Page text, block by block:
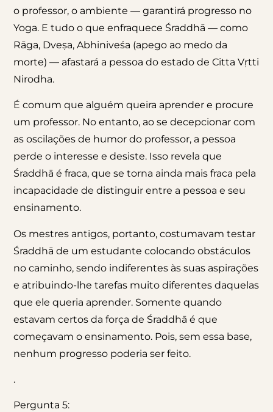
o professor, o ambiente — garantirá progresso no
Yoga. E tudo o que enfraquece Śraddhā — como
Rāga, Dveṣa, Abhiniveśa (apego ao medo da
morte) — afastará a pessoa do estado de Citta Vṛtti
Nirodha.
É comum que alguém queira aprender e procure
um professor. No entanto, ao se decepcionar com
as oscilações de humor do professor, a pessoa
perde o interesse e desiste. Isso revela que
Śraddhā é fraca, que se torna ainda mais fraca pela
incapacidade de distinguir entre a pessoa e seu
ensinamento.
Os mestres antigos, portanto, costumavam testar
Śraddhā de um estudante colocando obstáculos
no caminho, sendo indiferentes às suas aspirações
e atribuindo-lhe tarefas muito diferentes daquelas
que ele queria aprender. Somente quando
estavam certos da força de Śraddhā é que
começavam o ensinamento. Pois, sem essa base,
nenhum progresso poderia ser feito.
.
Pergunta 5: